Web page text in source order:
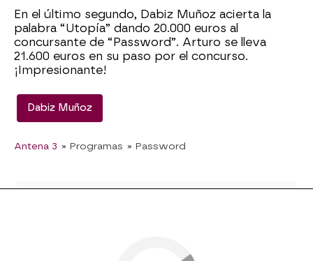
En el último segundo, Dabiz Muñoz acierta la
palabra “Utopía” dando 20.000 euros al
concursante de “Password”. Arturo se lleva
21.600 euros en su paso por el concurso.
¡Impresionante!
Dabiz Muñoz
Antena 3 » Programas » Password